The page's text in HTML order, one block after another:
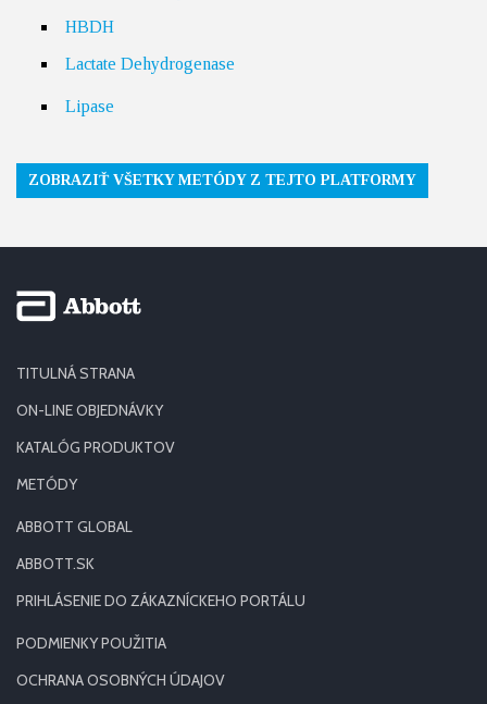
HBDH
Lactate Dehydrogenase
Lipase
ZOBRAZIŤ VŠETKY METÓDY Z TEJTO PLATFORMY
TITULNÁ STRANA
ON-LINE OBJEDNÁVKY
KATALÓG PRODUKTOV
METÓDY
ABBOTT GLOBAL
ABBOTT.SK
PRIHLÁSENIE DO ZÁKAZNÍCKEHO PORTÁLU
PODMIENKY POUŽITIA
OCHRANA OSOBNÝCH ÚDAJOV